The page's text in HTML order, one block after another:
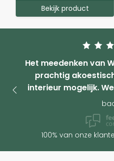
Bekijk product
Het meedenken van
prachtig
interieur mogelijk.
100% van onze